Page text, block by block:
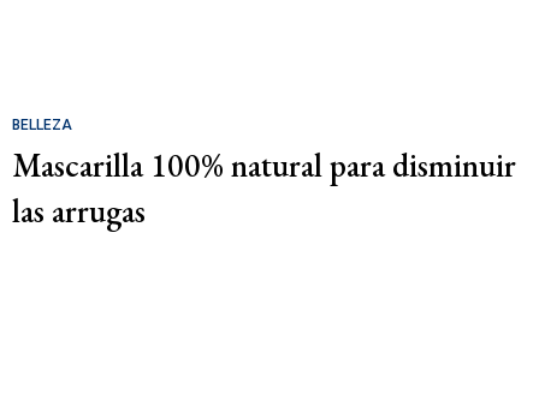
BELLEZA
Mascarilla 100% natural para disminuir
las arrugas